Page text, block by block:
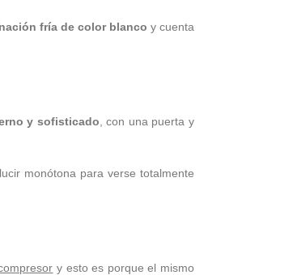
fría de color blanco y cuenta
y sofisticado , con una puerta y
monótona para verse totalmente
y esto es porque el mismo